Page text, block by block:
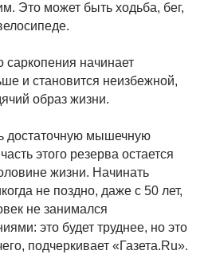
Это может быть ходьба, бег,
начинает
и становится неизбежной,
образ жизни.
достаточную мышечную
этого резерва остается
жизни. Начинать
не поздно, даже с 50 лет,
не занимался
это будет труднее, но это
подчеркивает «Газета.Ru».